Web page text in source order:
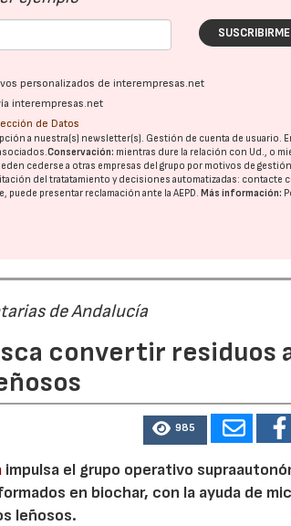
personalizados de interempresas.net
interempresas.net
de Datos
a nuestra(s) newsletter(s). Gestión de cuenta de usuario.
Conservación: mientras dure la relación con Ud., o
cederse a otras empresas del grupo por motivos de
del tratatamiento y decisiones automatizadas: contacte
puede presentar reclamación ante laAEPD. Más información:
de Andalucía
convertir residuos
985
impulsa el grupo operativo
en biochar, con la ayuda de
leñosos.